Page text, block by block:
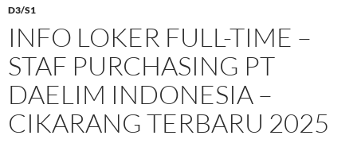
D3/S1
INFO LOKER FULL-TIME –
STAF PURCHASING PT
DAELIM INDONESIA –
CIKARANG TERBARU 2025